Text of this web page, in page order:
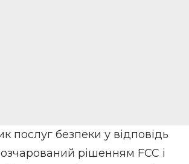
послуг безпеки у відповідь
рішенням FCC і